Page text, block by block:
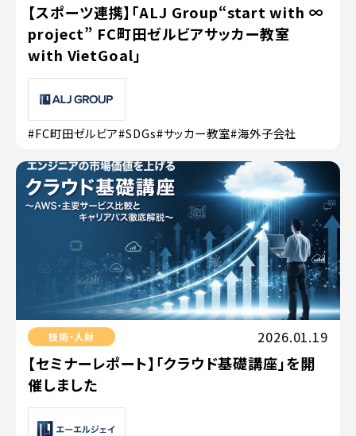
【スポーツ連携】「ALJ Group“start with ∞
project” FC町田ゼルビアサッカー教室
with VietGoal」
#FC町田ゼルビア#SDGs#サッカー教室#海外子会社
技術・人財 2026.01.19
【セミナーレポート】「クラウド基礎講座」を開
催しました